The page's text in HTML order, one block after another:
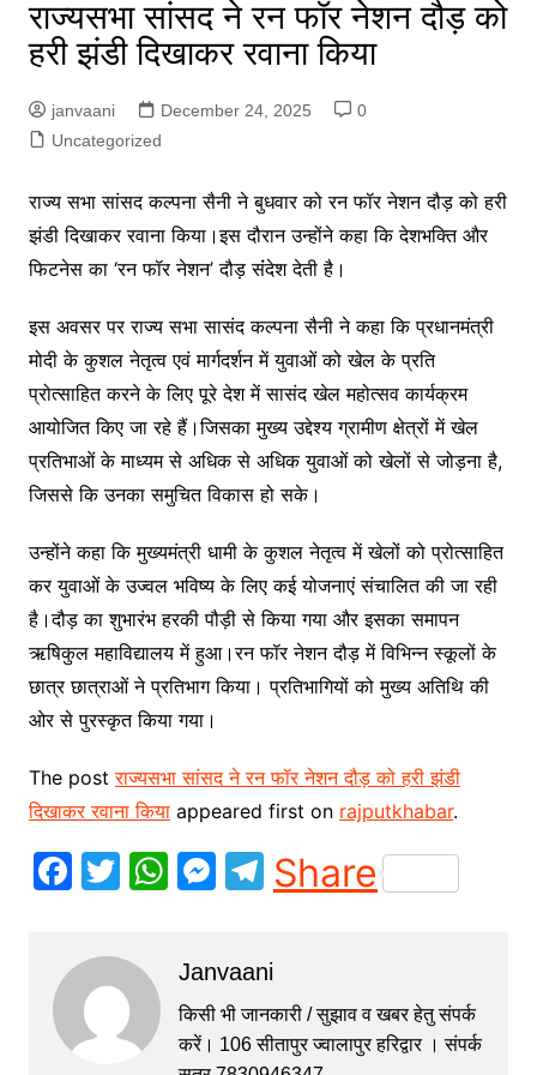
राज्यसभा सांसद ने रन फॉर नेशन दौड़ को
हरी झंडी दिखाकर रवाना किया
janvaani December 24, 2025
0
Uncategorized
राज्य सभा सांसद कल्पना सैनी ने बुधवार को रन फॉर नेशन दौड़ को हरी
झंडी दिखाकर रवाना किया।इस दौरान उन्होंने कहा कि देशभक्ति और
फिटनेस का ‘रन फॉर नेशन’ दौड़ संंदेश देती है।
इस अवसर पर राज्य सभा सासंद कल्पना सैनी ने कहा कि प्रधानमंत्री
मोदी के कुशल नेतृत्व एवं मार्गदर्शन में युवाओं को खेल के प्रति
प्रोत्साहित करने के लिए पूरे देश में सासंद खेल महोत्सव कार्यक्रम
आयोजित किए जा रहे हैं।जिसका मुख्य उद्देश्य ग्रामीण क्षेत्रों में खेल
प्रतिभाओं के माध्यम से अधिक से अधिक युवाओं को खेलों से जोड़ना है,
जिससे कि उनका समुचित विकास हो सके।
उन्होंने कहा कि मुख्यमंत्री धामी के कुशल नेतृत्व में खेलों को प्रोत्साहित
कर युवाओं के उज्वल भविष्य के लिए कई योजनाएं संचालित की जा रही
है।दौड़ का शुभारंभ हरकी पौड़ी से किया गया और इसका समापन
ऋषिकुल महाविद्यालय में हुआ।रन फॉर नेशन दौड़ में विभिन्न स्कूलों के
छात्र छात्राओं ने प्रतिभाग किया। प्रतिभागियों को मुख्य अतिथि की
ओर से पुरस्कृत किया गया।
The postराज्यसभा सांसद ने रन फॉर नेशन दौड़ को हरी झंडी
दिखाकर रवाना कियाappeared first on rajputkhabar.
F
c
e
b
o
T
itt
er
W
s
A
p
M
s
e
n
T
el
gr
a
m
Share
Janvaani
किसी भी जानकारी / सुझाव व खबर हेतु संपर्क
करें। 106 सीतापुर ज्वालापुर हरिद्वार । संपर्क